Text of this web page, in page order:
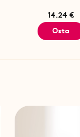
14.24 €
Osta